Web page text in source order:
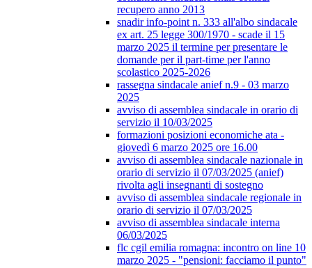
recupero anno 2013
snadir info-point n. 333 all'albo sindacale
ex art. 25 legge 300/1970 - scade il 15
marzo 2025 il termine per presentare le
domande per il part-time per l'anno
scolastico 2025-2026
rassegna sindacale anief n.9 - 03 marzo
2025
avviso di assemblea sindacale in orario di
servizio il 10/03/2025
formazioni posizioni economiche ata -
giovedì 6 marzo 2025 ore 16.00
avviso di assemblea sindacale nazionale in
orario di servizio il 07/03/2025 (anief)
rivolta agli insegnanti di sostegno
avviso di assemblea sindacale regionale in
orario di servizio il 07/03/2025
avviso di assemblea sindacale interna
06/03/2025
flc cgil emilia romagna: incontro on line 10
marzo 2025 - "pensioni: facciamo il punto"